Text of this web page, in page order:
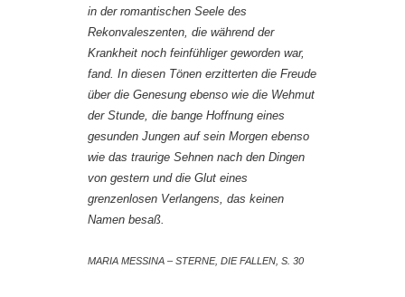
in der romantischen Seele des
Rekonvaleszenten, die während der
Krankheit noch feinfühliger geworden war,
fand. In diesen Tönen erzitterten die Freude
über die Genesung ebenso wie die Wehmut
der Stunde, die bange Hoffnung eines
gesunden Jungen auf sein Morgen ebenso
wie das traurige Sehnen nach den Dingen
von gestern und die Glut eines
grenzenlosen Verlangens, das keinen
Namen besaß.
MARIA MESSINA – STERNE, DIE FALLEN, S. 30